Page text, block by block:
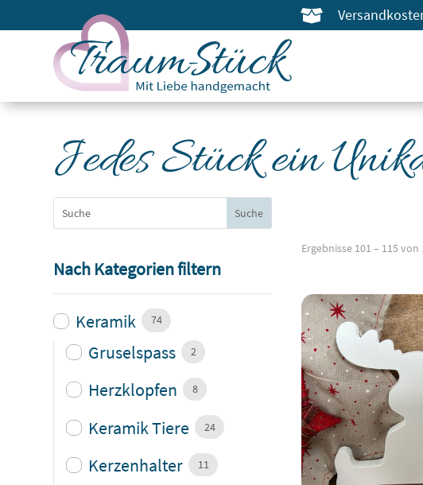

Jedes Stück ein
Nach Kategorien filtern
Keramik 74
Gruselspass 2
Herzklopfen 8
Keramik Tiere 24
Kerzenhalter 11
Ergebnisse 101 – 115